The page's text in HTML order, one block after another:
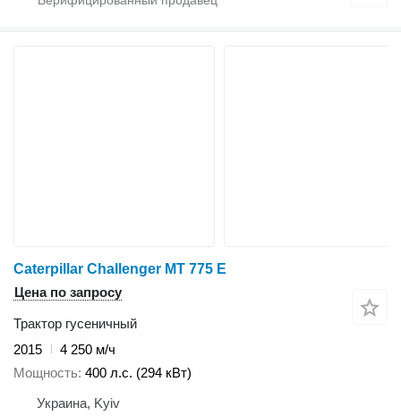
Caterpillar Challenger MT 775 E
Цена по запросу
Трактор гусеничный
2015
4 250 м/ч
Мощность 400 л.с. (294 кВт)
Украина, Kyiv